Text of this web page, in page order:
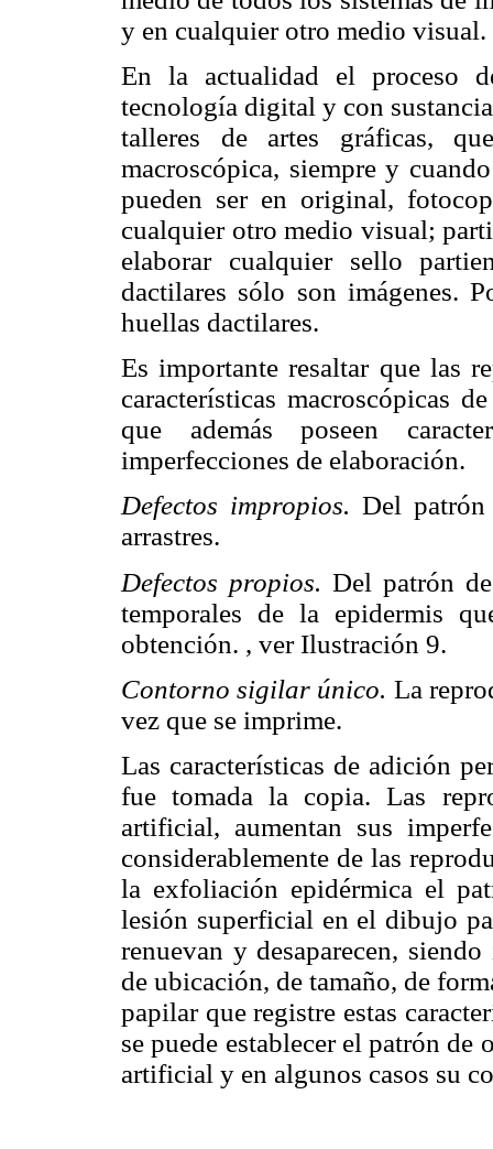
y en cualquier otro medio visual.
En la actualidad el proceso
tecnología digital y con
talleres de artes gráficas,
macroscópica, siempre y
pueden ser en original,
cualquier otro medio visual;
elaborar cualquier sello
dactilares sólo son imágenes.
huellas dactilares.
Es importante resaltar que las
características macroscópicas
que además poseen
imperfecciones de elaboración.
Defectos impropios. Del
arrastres.
Defectos propios. Del patrón
temporales de la epidermis
obtención. , ver Ilustración 9.
Contorno sigilar único. La
vez que se imprime.
Las características de adición
fue tomada la copia. Las
artificial, aumentan sus
considerablemente de las
la exfoliación epidérmica el
lesión superficial en el dibujo
renuevan y desaparecen,
de ubicación, de tamaño, de
papilar que registre estas
se puede establecer el patrón
artificial y en algunos casos su